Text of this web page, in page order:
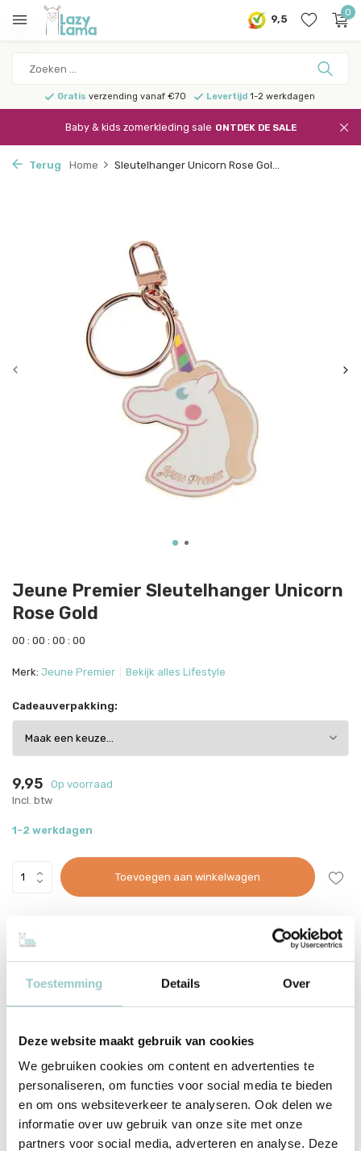
Toestemming Details Over
Deze website maakt gebruik van cookies
We gebruiken cookies om content en advertenties te
personaliseren, om functies voor social media te bieden
en om ons websiteverkeer te analyseren. Ook delen we
informatie over uw gebruik van onze site met onze
partners voor social media, adverteren en analyse. Deze
9,5
0
Gratis verzending vanaf €70 Levertijd1-2 werkdagen
Baby & kids zomerkleding sale ONTDEK DE SALE
Terug Home Sleutelhanger Unicorn Rose Gol...
Jeune Premier Sleutelhanger Unicorn
Rose Gold
00 : 00 : 00 : 00
Merk: Jeune Premier Bekijk alles Lifestyle
Cadeauverpakking:
9,95
Op voorraad
Incl. btw
1-2 werkdagen
Toevoegen aan winkelwagen
This product is available in the following variants:
Voor 15:00 besteld, dezelfde werkdag verzonden
Gratis verzending vanaf €70
Met zorg ingepakt vanuit onze conceptstore
Productomschrijving
Jeune Premier Sleutelhanger Unicorn Rose
Gold